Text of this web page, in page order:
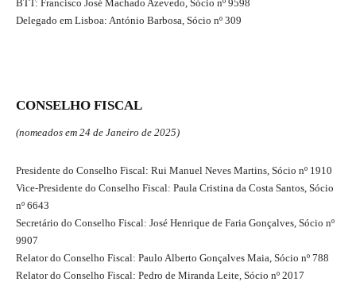
BTT: Francisco José Machado Azevedo, Sócio nº 9598
Delegado em Lisboa: António Barbosa, Sócio nº 309
CONSELHO FISCAL
(nomeados em 24 de Janeiro de 2025)
Presidente do Conselho Fiscal: Rui Manuel Neves Martins, Sócio nº 1910
Vice-Presidente do Conselho Fiscal: Paula Cristina da Costa Santos, Sócio
nº 6643
Secretário do Conselho Fiscal: José Henrique de Faria Gonçalves, Sócio nº
9907
Relator do Conselho Fiscal: Paulo Alberto Gonçalves Maia, Sócio nº 788
Relator do Conselho Fiscal: Pedro de Miranda Leite, Sócio nº 2017